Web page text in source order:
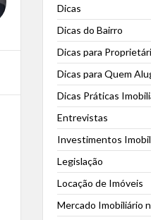
Dicas
Dicas do Bairro
Dicas para
Dicas para Quem
Dicas Práticas
Entrevistas
Investimentos
Legislação
Locação de Imóveis
Mercado Imobiliário